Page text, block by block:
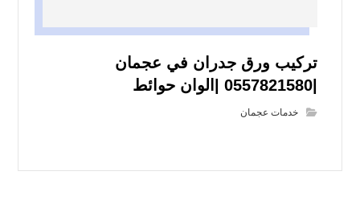
تركيب ورق جدران في عجمان
|0557821580 |الوان حوائط
خدمات عجمان